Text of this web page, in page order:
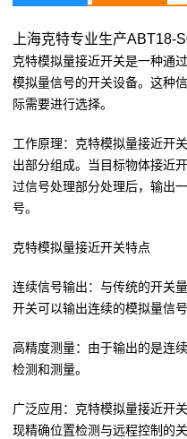
上海克特专业生产ABT18-
克特模拟量接近开关是一种通
模拟量信号的开关设备。这种
际需要进行选择。
工作原理：克特模拟量接近开
出部分组成。当目标物体接近
过信号处理部分处理后，输出
号。
克特模拟量接近开关特点
连续信号输出：与传统的开关
开关可以输出连续的模拟量信
高精度测量：由于输出的是连
检测和测量。
广泛应用：克特模拟量接近开
现精确位置检测与远程控制的关